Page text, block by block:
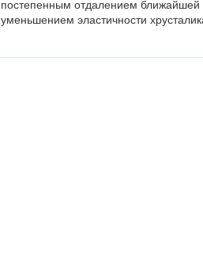
постепенным отдалением ближайшей
уменьшением эластичности